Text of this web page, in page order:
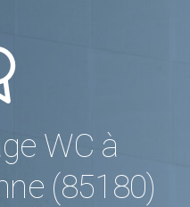
WC à
(85180)